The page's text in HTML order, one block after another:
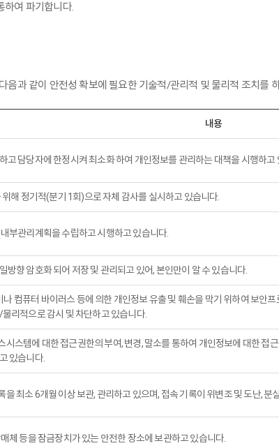
하여 파기합니다.
음과 같이 안전성 확보에 필요한 기술적/관리적 및 물리적 조치를
내용
고 담당자에 한정시켜 최소화 하여 개인정보를 관리하는 대책을 시행하고
해 정기적(분기 1회)으로 자체 감사를 실시하고 있습니다.
부관리계획을 수립하고 시행하고 있습니다.
방향 암호화 되어 저장 및 관리되고 있어, 본인만이 알 수 있습니다.
컴퓨터 바이러스 등에 의한 개인정보 유출 및 훼손을 막기 위하여 보안
리적으로 감시 및 차단하고 있습니다.
스템에 대한 접근권한의 부여, 변경, 말소를 통하여 개인정보에 대한 접
있습니다.
최소 6개월 이상 보관, 관리하고 있으며, 접속 기록이 위변조 및 도난, 분
체 등을 잠금장치가 있는 안전한 장소에 보관하고 있습니다.